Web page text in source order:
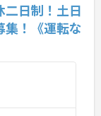
二日制！土日
！《運転な